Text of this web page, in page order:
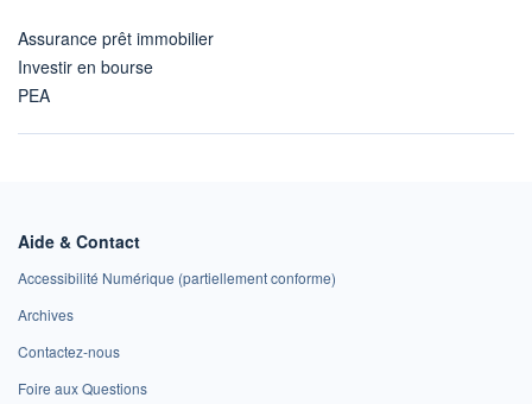
Assurance prêt immobilier
Investir en bourse
PEA
Aide & Contact
Accessibilité Numérique (partiellement conforme)
Archives
Contactez-nous
Foire aux Questions